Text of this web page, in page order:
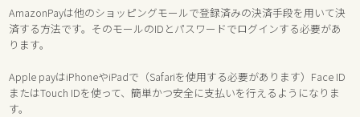
AmazonPayは他のショッピングモールで登録済みの決済手段を用いて決
済する方法です。そのモールのIDとパスワードでログインする必要があ
ります。
Apple payはiPhoneやiPadで（Safariを使用する必要があります）Face ID
またはTouch IDを使って、簡単かつ安全に支払いを行えるようになりま
す。